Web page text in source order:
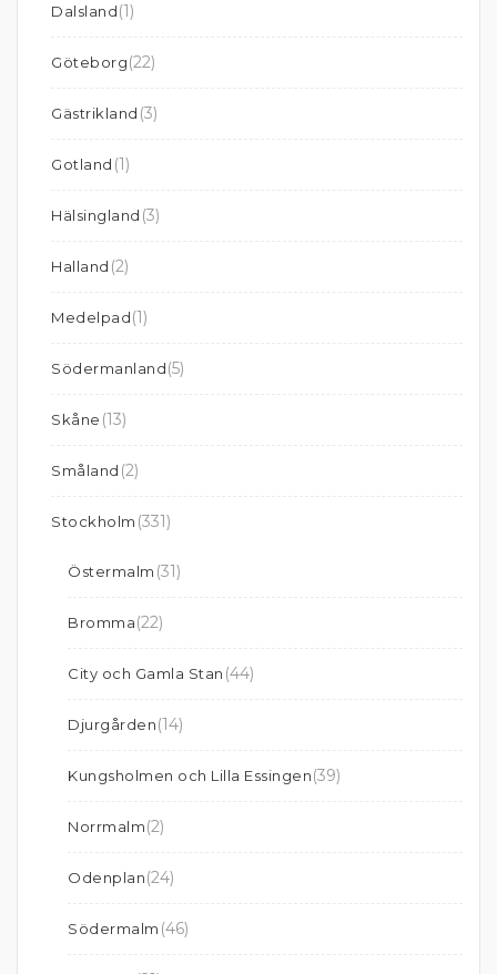
Dalsland(1)
Göteborg(22)
Gästrikland (3)
Gotland (1)
Hälsingland (3)
Halland (2)
Medelpad(1)
Södermanland(5)
Skåne (13)
Småland (2)
Stockholm (331)
Östermalm (31)
Bromma(22)
City och Gamla Stan (44)
Djurgården(14)
Kungsholmen och Lilla Essingen(39)
Norrmalm(2)
Odenplan(24)
Södermalm (46)